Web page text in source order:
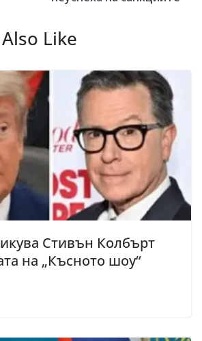
Like
Стивън Колбърт
на „Късното шоу“